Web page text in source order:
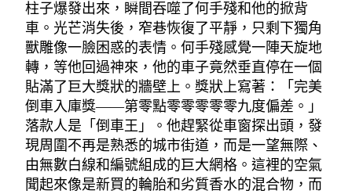
柱子爆發出來，瞬間吞噬了何手殘和他的掀背
車。光芒消失後，窄巷恢復了平靜，只剩下獨角
獸雕像一臉困惑的表情。何手殘感覺一陣天旋地
轉，等他回過神來，他的車子竟然垂直停在一個
貼滿了巨大獎狀的牆壁上。獎狀上寫著：「完美
倒車入庫獎——第零點零零零零零九度偏差。」
落款人是「倒車王」。他趕緊從車窗探出頭，發
現周圍不再是熟悉的城市街道，而是一望無際、
由無數白線和編號組成的巨大網格。這裡的空氣
聞起來像是新買的輪胎和劣質香水的混合物，而